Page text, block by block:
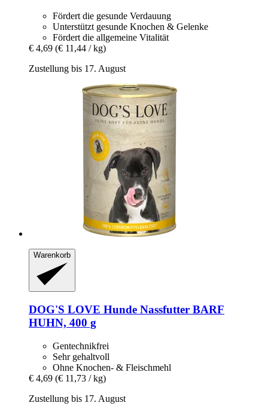
Fördert die gesunde Verdauung
Unterstützt gesunde Knochen & Gelenke
Fördert die allgemeine Vitalität
€ 4,69 (€ 11,44 / kg)
Zustellung bis 17. August
Warenkorb
DOG'S LOVE Hunde Nassfutter BARF
HUHN, 400 g
Gentechnikfrei
Sehr gehaltvoll
Ohne Knochen- & Fleischmehl
€ 4,69 (€ 11,73 / kg)
Zustellung bis 17. August